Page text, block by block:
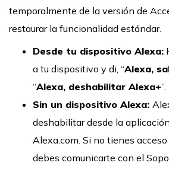
temporalmente de la versión de
restaurar la funcionalidad estándar.
Desde tu dispositivo Alexa:
a tu dispositivo y di, “Alexa,
“Alexa, deshabilitar Alexa+”.
Sin un dispositivo Alexa:
deshabilitar desde la
Alexa.com. Si no tienes
debes comunicarte con el